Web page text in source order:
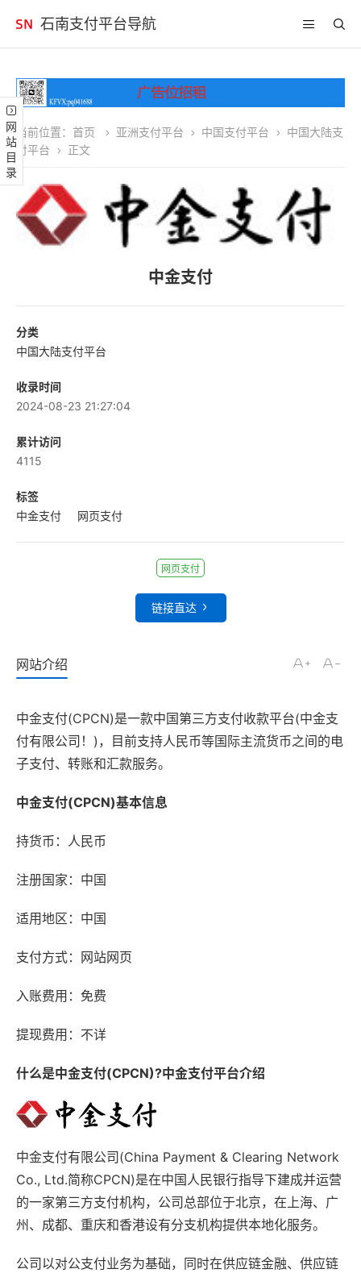
石南支付平台导航
网站目录 当前位置： 首页 亚洲支付平台 中国支付平台
中国大陆支
付平台
正文
中金支付
分类
中国大陆支付平台
收录时间
2024-08-23 21:27:04
累计访问
4115
标签
中金支付
网页支付
网页支付
链接直达
网站介绍
中金支付(CPCN)是一款中国第三方支付收款平台(中金支
付有限公司！)，目前支持人民币等国际主流货币之间的电
子支付、转账和汇款服务。
中金支付(CPCN)基本信息
持货币：人民币
注册国家：中国
适用地区：中国
支付方式：网站网页
入账费用：免费
提现费用：不详
什么是中金支付(CPCN)?中金支付平台介绍
中金支付有限公司(China Payment & Clearing Network
Co., Ltd.简称CPCN)是在中国人民银行指导下建成并运营
的一家第三方支付机构，公司总部位于北京，在上海、广
州、成都、重庆和香港设有分支机构提供本地化服务。
公司以对公支付业务为基础，同时在供应链金融、供应链